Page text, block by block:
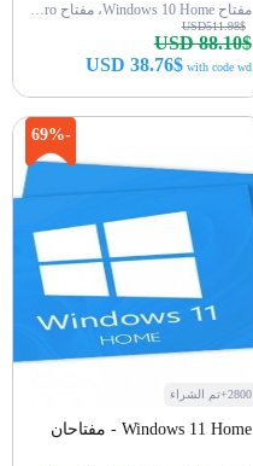
مفتاح Windows 10 Home، مفتاح Office 2019 Pro
USD511.98$
USD 88.10$
USD 38.76$with code wd
-69%
2800+تم الشراء
Windows 11 Home - مفتاحان